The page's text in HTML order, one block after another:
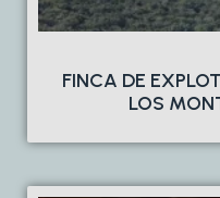
FINCA DE
LOS